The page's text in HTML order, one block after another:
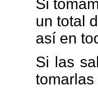
Si
un total
así en
Si las
tomarlas